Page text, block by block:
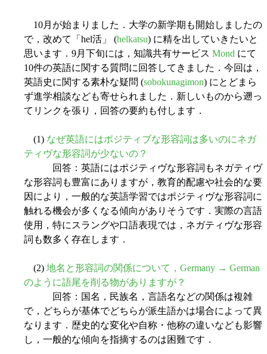
10月が始まりました．大学の新学期も開始しましたの
で，改めて「hel活」 (helkatsu) に精を出していきたいと
思います．9月下旬には，知識共有サービス Mond にて
10件の英語に関する質問に回答してきました．今回は，
英語史に関する素朴な疑問 (sobokunagimon) にとどまら
ず進学相談なども寄せられました．新しいものから遡っ
てリンクを張り，回答の要約も付します．
(1) なぜ英語にはポジティブな形容詞は多いのにネガ
ティヴな形容詞が少ないの？
回答：英語にはポジティヴな形容詞もネガティヴ
な形容詞も豊富にありますが，教育的配慮や社会的な要
因により，一般的な英語学習ではポジティヴな形容詞に
触れる機会が多くなる傾向がありそうです．実際の言語
使用，特にスラングや口語表現では，ネガティヴな形容
詞も数多く存在します．
(2) 地名と形容詞の関係について，Germany → German
のように語尾を削る物がありますが？
回答：国名，民族名，言語名などの関係は複雑
で，どちらが基体でどちらが派生語かは場合によって異
なります．歴史的な変化や自称・他称の違いなども影響
し，一般的な傾向を指摘するのは困難です．